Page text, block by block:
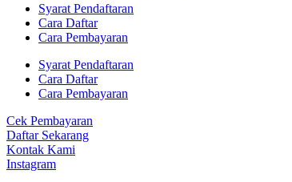
Syarat Pendaftaran
Cara Daftar
Cara Pembayaran
Syarat Pendaftaran
Cara Daftar
Cara Pembayaran
Cek Pembayaran
Daftar Sekarang
Kontak Kami
Instagram